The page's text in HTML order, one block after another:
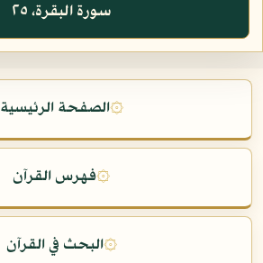
سورة البقرة، ٢٥
۞الصفحة الرئيسية
۞فهرس القرآن
۞البحث في القرآن